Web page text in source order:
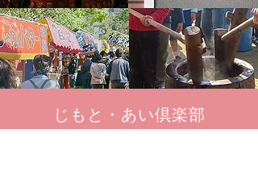
じもと・あい倶楽部